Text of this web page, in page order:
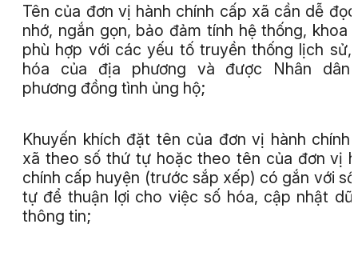
Tên của đơn vị hành chính cấp xã cần dễ
nhớ, ngắn gọn, bảo đảm tính hệ thống, khoa
phù hợp với các yếu tố truyền thống lịch sử,
hóa của địa phương và được Nhân dân
phương đồng tình ủng hộ;
Khuyến khích đặt tên của đơn vị hành chính
xã theo số thứ tự hoặc theo tên của đơn vị
chính cấp huyện (trước sắp xếp) có gắn với
tự để thuận lợi cho việc số hóa, cập nhật dữ
thông tin;